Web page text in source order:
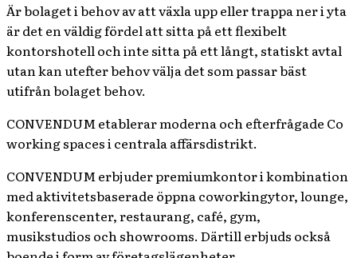
Är bolaget i behov av att växla upp eller trappa ner i yta
är det en väldig fördel att sitta på ett flexibelt
kontorshotell och inte sitta på ett långt, statiskt avtal
utan kan utefter behov välja det som passar bäst
utifrån bolaget behov.
CONVENDUM etablerar moderna och efterfrågade Co
working spaces i centrala affärsdistrikt.
CONVENDUM erbjuder premiumkontor i kombination
med aktivitetsbaserade öppna coworkingytor, lounge,
konferenscenter, restaurang, café, gym,
musikstudios och showrooms. Därtill erbjuds också